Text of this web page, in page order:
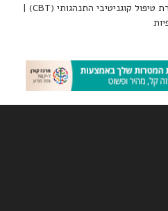
איך לצאת מדיכאון ומצבי רוח בעזרת טיפול קוגניטיבי התנהגותי (CBT) |